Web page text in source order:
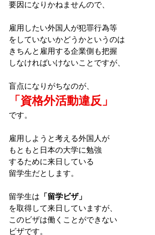
要因になりかねませんので、
雇用したい外国人が犯罪行為等
をしていないかどうかというのは
きちんと雇用する企業側も把握
しなければいけないことですが、
盲点になりがちなのが、
「資格外活動違反」
です。
雇用しようと考える外国人が
もともと日本の大学に勉強
するために来日している
留学生だとします。
留学生は 「留学ビザ」
を取得して来日していますが、
このビザは働くことができない
ビザです。